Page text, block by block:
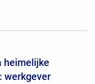
heimelijke
werkgever